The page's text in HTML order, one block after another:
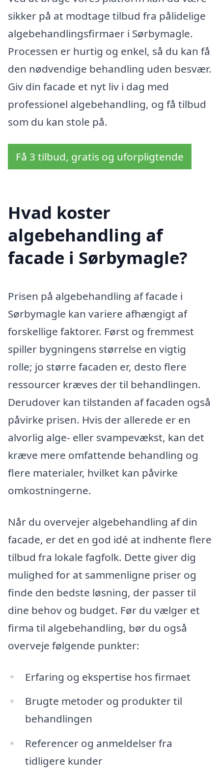
sikker på at modtage tilbud fra pålidelige
algebehandlingsfirmaer i Sørbymagle.
Processen er hurtig og enkel, så du kan få
den nødvendige behandling uden besvær.
Giv din facade et nyt liv i dag med
professionel algebehandling, og få tilbud
som du kan stole på.
Få 3 tilbud, gratis og uforpligtende
Hvad koster
algebehandling af
facade i Sørbymagle?
Prisen på algebehandling af facade i
Sørbymagle kan variere afhængigt af
forskellige faktorer. Først og fremmest
spiller bygningens størrelse en vigtig
rolle; jo større facaden er, desto flere
ressourcer kræves der til behandlingen.
Derudover kan tilstanden af facaden også
påvirke prisen. Hvis der allerede er en
alvorlig alge- eller svampevækst, kan det
kræve mere omfattende behandling og
flere materialer, hvilket kan påvirke
omkostningerne.
Når du overvejer algebehandling af din
facade, er det en god idé at indhente flere
tilbud fra lokale fagfolk. Dette giver dig
mulighed for at sammenligne priser og
finde den bedste løsning, der passer til
dine behov og budget. Før du vælger et
firma til algebehandling, bør du også
overveje følgende punkter:
Erfaring og ekspertise hos firmaet
Brugte metoder og produkter til
behandlingen
Referencer og anmeldelser fra
tidligere kunder